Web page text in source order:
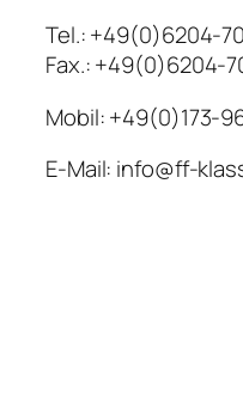
Tel.: +49(0)6204-
Fax.: +49(0)6204-
Mobil: +49(0)173-
E-Mail: info@ff-